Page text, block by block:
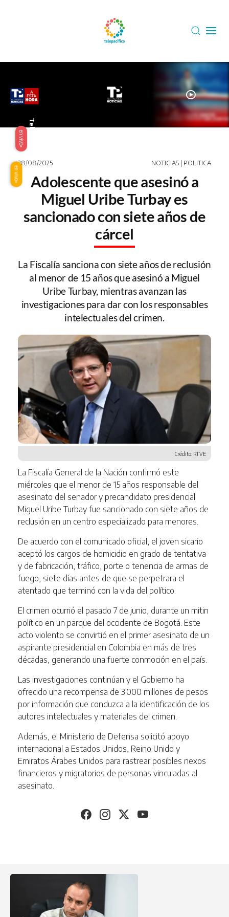
play_circle
28/08/2025 NOTICIAS | POLITICA
Adolescente que asesinó a
Miguel Uribe Turbay es
sancionado con siete años de
cárcel
La Fiscalía sanciona con siete años de reclusión
al menor de 15 años que asesinó a Miguel
Uribe Turbay, mientras avanzan las
investigaciones para dar con los responsables
intelectuales del crimen.
Crédito: RTVE
La Fiscalía General de la Nación confirmó este
miércoles que el menor de 15 años responsable del
asesinato del senador y precandidato presidencial
Miguel Uribe Turbay fue sancionado con siete años de
reclusión en un centro especializado para menores.
De acuerdo con el comunicado oficial, el joven sicario
aceptó los cargos de homicidio en grado de tentativa
y de fabricación, tráfico, porte o tenencia de armas de
fuego, siete días antes de que se perpetrara el
atentado que terminó con la vida del político.
El crimen ocurrió el pasado 7 de junio, durante un mitin
político en un parque del occidente de Bogotá. Este
acto violento se convirtió en el primer asesinato de un
aspirante presidencial en Colombia en más de tres
décadas, generando una fuerte conmoción en el país.
Las investigaciones continúan y el Gobierno ha
ofrecido una recompensa de 3.000 millones de pesos
por información que conduzca a la identificación de los
autores intelectuales y materiales del crimen.
Además, el Ministerio de Defensa solicitó apoyo
internacional a Estados Unidos, Reino Unido y
Emiratos Árabes Unidos para rastrear posibles nexos
financieros y migratorios de personas vinculadas al
asesinato.
Telepacífico
en vivo
en vivo